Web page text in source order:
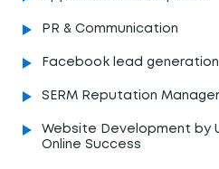
PR & Communication
Facebook lead generation
SERM Reputation
Website Development by
Online Success